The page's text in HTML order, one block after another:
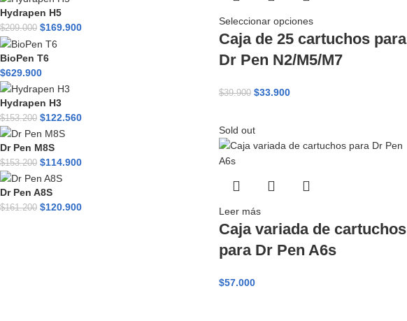
Hydrapen H5
$209.000 $169.900
BioPen T6
$629.900
Hydrapen H3
$153.200 $122.560
Dr Pen M8S
$153.200 $114.900
Dr Pen A8S
$161.200 $120.900
Seleccionar opciones
Caja de 25 cartuchos para
Dr Pen N2/M5/M7
$39.900 $33.900
Sold out
Leer más
Caja variada de cartuchos
para Dr Pen A6s
$57.000